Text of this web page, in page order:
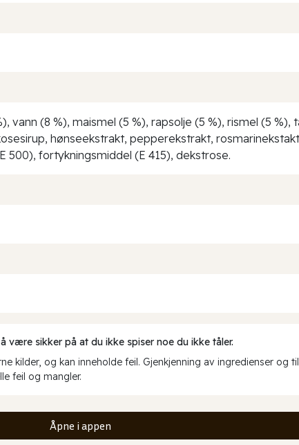
vann (8 %), maismel (5 %), rapsolje (5 %), rismel (5 %),
hønseekstrakt, pepperekstrakt,
500), fortykningsmiddel (E 415), dekstrose.
sikker på at du ikke spiser noe du ikke tåler.
kilder, og kan inneholde feil. Gjenkjenning av ingredienser og
feil og mangler.
Åpne i appen